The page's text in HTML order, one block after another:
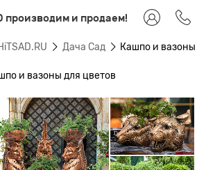
производим и продаем!
Дача Сад Кашпо и вазоны
и вазоны для цветов